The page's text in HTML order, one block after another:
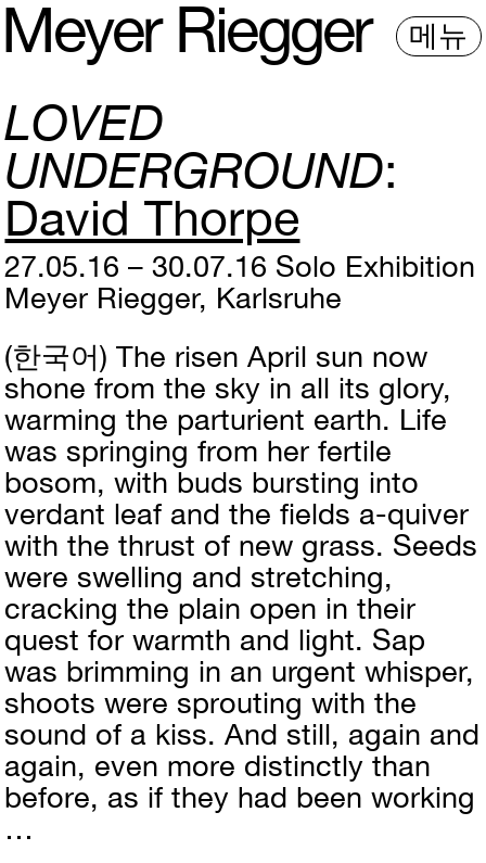
Meyer Riegger 메뉴
LOVED
UNDERGROUND
David Thorpe
27.05.16 – 30.07.16 Solo Exhibition
Meyer Riegger, Karlsruhe
(한국어) The risen April sun now
shone from the sky in all its glory,
warming the parturient earth. Life
was springing from her fertile
bosom, with buds bursting into
verdant leaf and the fields a-quiver
with the thrust of new grass. Seeds
were swelling and stretching,
cracking the plain open in their
quest for warmth and light. Sap
was brimming in an urgent whisper,
shoots were sprouting with the
sound of a kiss. And still, again and
again, even more distinctly than
before, as if they had been working
…